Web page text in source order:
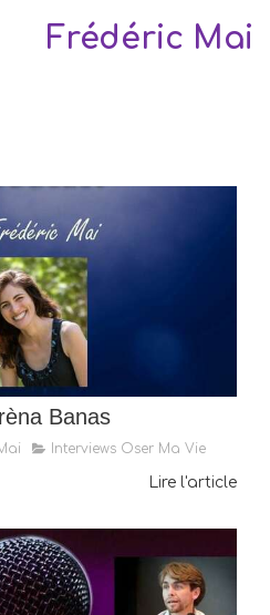
Frédéric Mai
Banas
Interviews Oser Ma Vie
Lire l'article